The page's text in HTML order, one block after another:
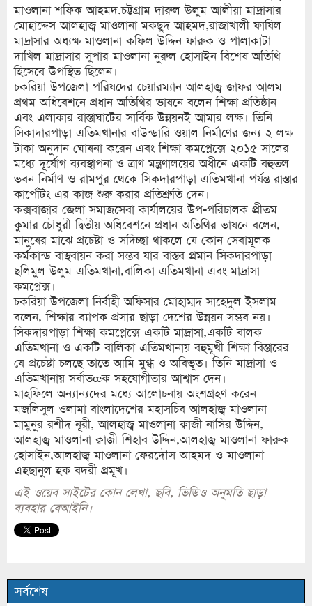
মাওলানা শফিক আহমদ,চট্টগ্রাম দারুল উলুম আলীয়া মাদ্রাসার
মোহাদ্দেস আলহাজ্ব মাওলানা মকছুদ আহমদ,রাজাখালী ফাযিল
মাদ্রাসার অধ্যক্ষ মাওলানা কফিল উদ্দিন ফারুক ও পালাকাটা
দাখিল মাদ্রাসার সুপার মাওলানা নুরুল হোসাইন বিশেষ অতিথি
হিসেবে উপস্থিত ছিলেন।
চকরিয়া উপজেলা পরিষদের চেয়ারম্যান আলহাজ্ব জাফর আলম
প্রথম অধিবেশনে প্রধান অতিথির ভাষনে বলেন শিক্ষা প্রতিষ্ঠান
এবং এলাকার রাস্তাঘাটের সার্বিক উন্নয়নই আমার লক্ষ। তিনি
সিকাদারপাড়া এতিমখানার বাউন্ডারি ওয়াল নির্মাণের জন্য ২ লক্ষ
টাকা অনুদান ঘোষনা করেন এবং শিক্ষা কমপ্লেক্সে ২০১৫ সালের
মধ্যে দূর্যোগ ব্যবস্থাপনা ও ত্রাণ মন্ত্রণালয়ের অধীনে একটি বহুতল
ভবন নির্মাণ ও রামপুর থেকে সিকদারপাড়া এতিমখানা পর্যন্ত রাস্তার
কার্পেটিং এর কাজ শুরু করার প্রতিশ্রুতি দেন।
কক্সবাজার জেলা সমাজসেবা কার্যালয়ের উপ-পরিচালক প্রীতম
কুমার চৌধুরী দ্বিতীয় অধিবেশনে প্রধান অতিথির ভাষনে বলেন,
মানুষের মাঝে প্রচেষ্টা ও সদিচ্ছা থাকলে যে কোন সেবামূলক
কর্মকান্ড বাস্থবায়ন করা সম্ভব যার বাস্তব প্রমান সিকদারপাড়া
ছলিমুল উলুম এতিমখানা,বালিকা এতিমখানা এবং মাদ্রাসা
কমপ্লেক্স।
চকরিয়া উপজেলা নির্বাহী অফিসার মোহাম্মদ সাহেদুল ইসলাম
বলেন, শিক্ষার ব্যাপক প্রসার ছাড়া দেশের উন্নয়ন সম্ভব নয়।
সিকদারপাড়া শিক্ষা কমপ্লেক্সে একটি মাদ্রাসা,একটি বালক
এতিমখানা ও একটি বালিকা এতিমখানায় বহুমূখী শিক্ষা বিস্তারের
যে প্রচেষ্টা চলছে তাতে আমি মুগ্ধ ও অবিভূত। তিনি মাদ্রাসা ও
এতিমখানায় সর্বাতœক সহযোগীতার আশ্বাস দেন।
মাহফিলে অন্যান্যদের মধ্যে আলোচনায় অংশগ্রহণ করেন
মজলিসুল ওলামা বাংলাদেশের মহাসচিব আলহাজ্ব মাওলানা
মামুনুর রশীদ নূরী, আলহাজ্ব মাওলানা ক্বাজী নাসির উদ্দিন,
আলহাজ্ব মাওলানা ক্বাজী শিহাব উদ্দিন,আলহাজ্ব মাওলানা ফারুক
হোসাইন,আলহাজ্ব মাওলানা ফেরদৌস আহমদ ও মাওলানা
এহছানুল হক বদরী প্রমূখ।
এই ওয়েব সাইটের কোন লেখা, ছবি, ভিডিও অনুমতি ছাড়া
ব্যবহার বেআইনি।
সর্বশেষ